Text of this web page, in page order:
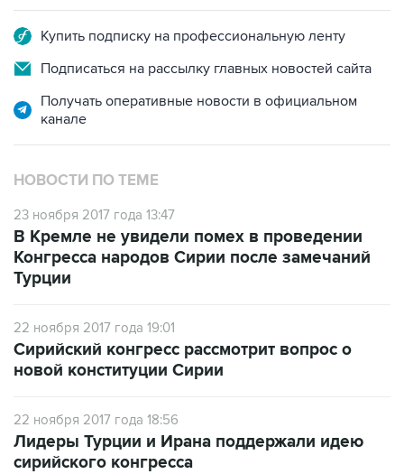
Купить подписку на профессиональную ленту
Подписаться на рассылку главных новостей сайта
Получать оперативные новости в официальном
канале
НОВОСТИ ПО ТЕМЕ
23 ноября 2017 года 13:47
В Кремле не увидели помех в проведении
Конгресса народов Сирии после замечаний
Турции
22 ноября 2017 года 19:01
Сирийский конгресс рассмотрит вопрос о
новой конституции Сирии
22 ноября 2017 года 18:56
Лидеры Турции и Ирана поддержали идею
сирийского конгресса